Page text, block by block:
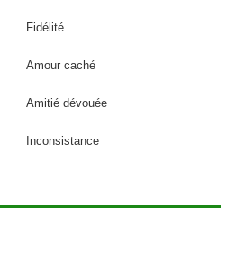
Fidélité
Amour caché
Amitié dévouée
Inconsistance